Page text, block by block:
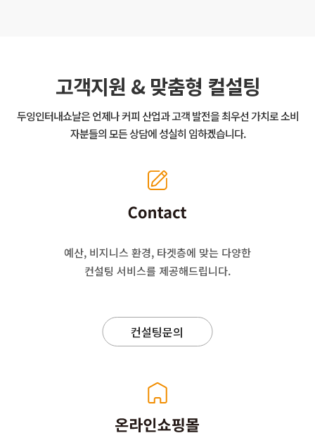
고객지원 & 맞춤형 컬설팅
두잉인터내쇼날은 언제나 커피 산업과 고객 발전을 최우선 가치로 소비
자분들의 모든 상담에 성실히 임하겠습니다.
예산, 비지니스 환경, 타겟층에 맞는 다양한
컨설팅 서비스를 제공해드립니다.
컨설팅문의